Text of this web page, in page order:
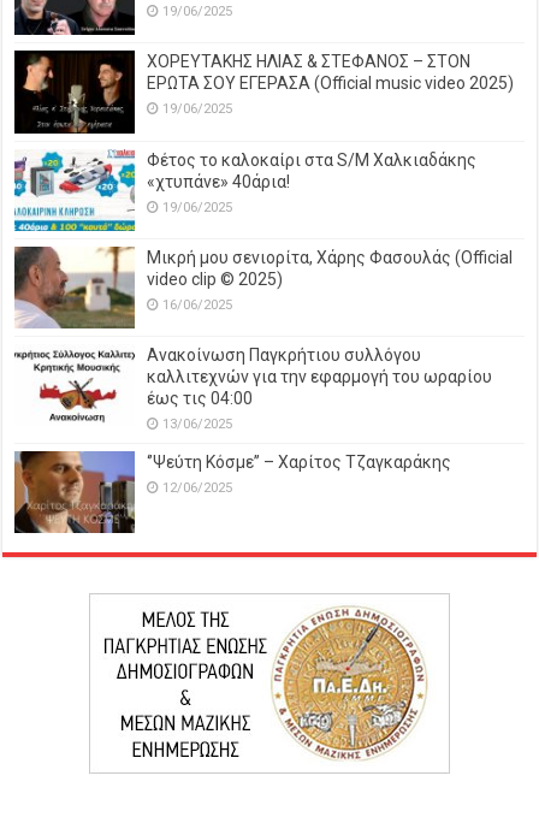
19/06/2025
ΧΟΡΕΥΤΑΚΗΣ ΗΛΙΑΣ & ΣΤΕΦΑΝΟΣ – ΣΤΟΝ
ΕΡΩΤΑ ΣΟΥ ΕΓΕΡΑΣΑ (Official music video 2025)
19/06/2025
Φέτος το καλοκαίρι στα S/M Χαλκιαδάκης
«χτυπάνε» 40άρια!
19/06/2025
Μικρή μου σενιορίτα, Χάρης Φασουλάς (Official
video clip © 2025)
16/06/2025
Ανακοίνωση Παγκρήτιου συλλόγου
καλλιτεχνών για την εφαρμογή του ωραρίου
έως τις 04:00
13/06/2025
‘’Ψεύτη Κόσμε’’ – Χαρίτος Τζαγκαράκης
12/06/2025